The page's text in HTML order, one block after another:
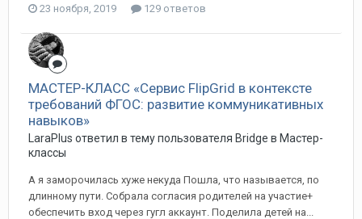
23 ноября, 2019 129 ответов
МАСТЕР-КЛАСС «Сервис FlipGrid в контексте
требований ФГОС: развитие коммуникативных
навыков»
LaraPlus ответил в тему пользователя Bridge в Мастер-
классы
А я заморочилась хуже некуда Пошла, что называется, по
длинному пути. Собрала согласия родителей на участие+
обеспечить вход через гугл аккаунт. Поделила детей на...